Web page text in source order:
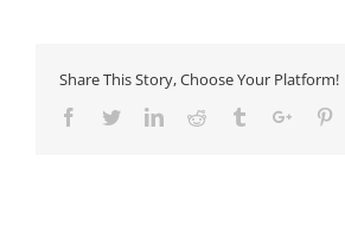
Share This Story, Choose Your Platform!
Facebook
TwitterLinkedinReddit Tumblr